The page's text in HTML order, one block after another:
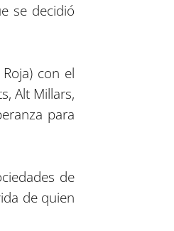
se decidió
con el
Alt Millars,
para
de
de quien